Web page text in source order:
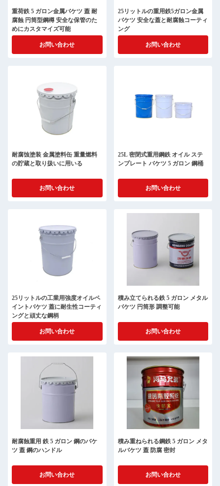
重荷鉄 5 ガロン金属バケツ 蓋 耐
腐蝕 円筒型鋼樽 安全な保管のた
めにカスタマイズ可能
お問い合わせ
25リットルの重用鉄5ガロン金属
バケツ 安全な蓋と耐腐蝕コーティ
ング
お問い合わせ
耐腐蚀塗装 金属塗料缶 重量燃料
の貯蔵と取り扱いに用いる
お問い合わせ
25L 密閉式重用鋼鉄 オイル ステ
ンプレート バケツ 5 ガロン 鋼桶
お問い合わせ
25リットルの工業用強度オイルペ
イントバケツ 蓋に耐生性コーティ
ングと頑丈な鋼柄
お問い合わせ
積み立てられる鉄 5 ガロン メタル
バケツ 円筒形 調整可能
お問い合わせ
耐腐蝕重用 鉄 5 ガロン 鋼のバケ
ツ 蓋 鋼のハンドル
お問い合わせ
積み重ねられる鋼鉄 5 ガロン メタ
ルバケツ 蓋 防腐 密封
お問い合わせ